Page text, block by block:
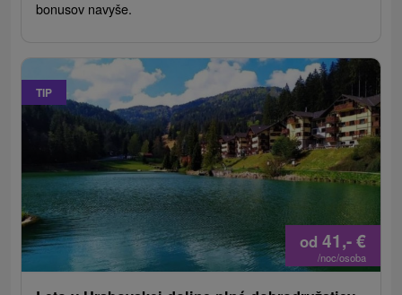
bonusov navyše.
TIP
od 41,-€
/noc/osoba